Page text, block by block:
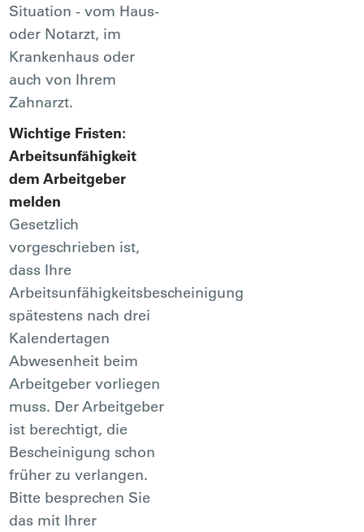
Situation - vom Haus-
oder Notarzt, im
Krankenhaus oder
auch von Ihrem
Zahnarzt.
Wichtige Fristen:
Arbeitsunfähigkeit
dem Arbeitgeber
melden
Gesetzlich
vorgeschrieben ist,
dass Ihre
Arbeitsunfähigkeitsbescheinigung
spätestens nach drei
Kalendertagen
Abwesenheit beim
Arbeitgeber vorliegen
muss. Der Arbeitgeber
ist berechtigt, die
Bescheinigung schon
früher zu verlangen.
Bitte besprechen Sie
das mit Ihrer